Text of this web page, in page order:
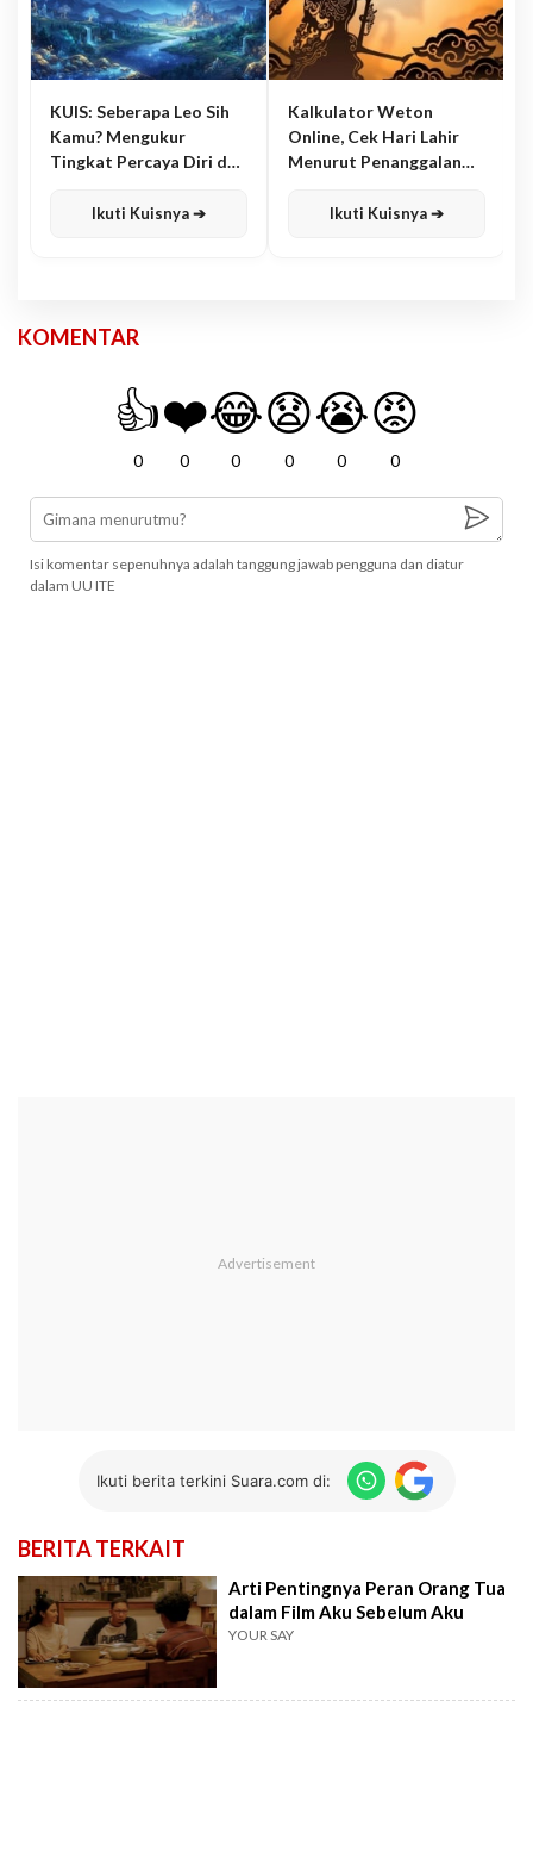
KUIS: Seberapa Leo Sih
Kamu? Mengukur
Tingkat Percaya Diri dan
Ikuti Kuisnya ➔
Kalkulator Weton
Online, Cek Hari Lahir
Menurut Penanggalan
Ikuti Kuisnya ➔
KOMENTAR
👍
0
❤️
0
😂
0
😧
0
😭
0
😡
0
Isi komentar sepenuhnya adalah tanggung jawab pengguna dan diatur
dalam UU ITE
Ikuti berita terkini Suara.com di:
BERITA TERKAIT
Arti Pentingnya Peran Orang Tua
dalam Film Aku Sebelum Aku
YOUR SAY